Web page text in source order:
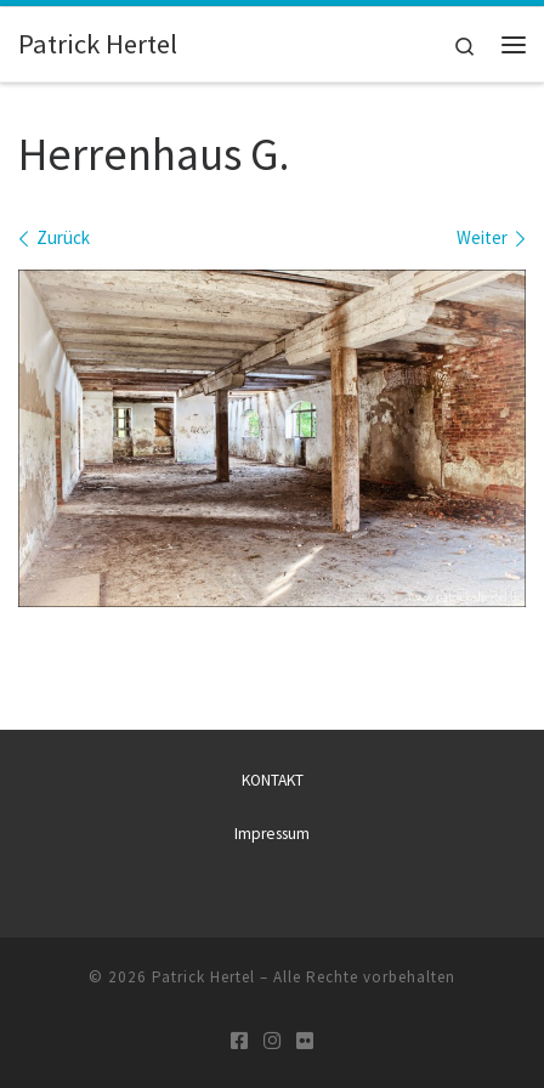
Zum Inhalt springen
Patrick Hertel
Search
Herrenhaus G.
Bilder Navigation
Zurück Weiter
KONTAKT
Impressum
© 2026 Patrick Hertel – Alle Rechte vorbehalten